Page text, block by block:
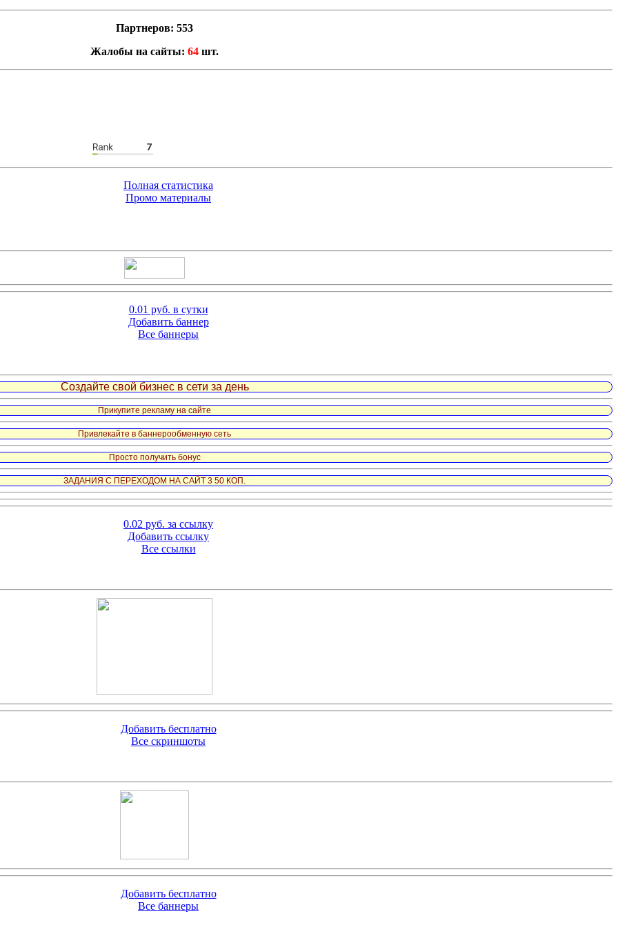
Партнеров: 553
Жалобы на сайты: 64 шт.
Полная статистика
Промо материалы
0.01 руб. в сутки
Добавить баннер
Все баннеры
Создайте свой бизнес в сети за день
Прикупите рекламу на сайте
Привлекайте в баннерообменную сеть
Просто получить бонус
ЗАДАНИЯ С ПЕРЕХОДОМ НА САЙТ 3 50 КОП.
0.02 руб. за ссылку
Добавить ссылку
Все ссылки
Добавить бесплатно
Все скриншоты
Добавить бесплатно
Все баннеры